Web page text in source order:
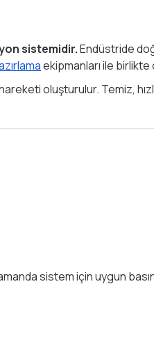
sistemidir.Endüstride
ekipmanları ile birlikte
oluşturulur. Temiz,
sistem için uygun